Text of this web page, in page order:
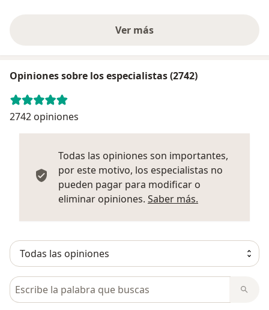
Ver más
Opiniones sobre los especialistas (2742)
2742 opiniones
Todas las opiniones son importantes,
por este motivo, los especialistas no
pueden pagar para modificar o
eliminar opiniones. Saber más.
Busca en opiniones